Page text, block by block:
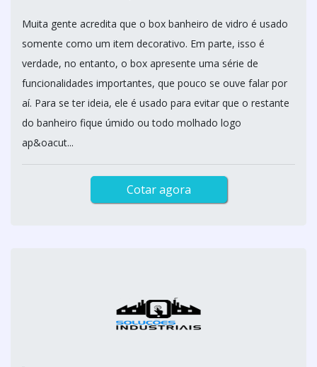
Muita gente acredita que o box banheiro de vidro é usado
somente como um item decorativo. Em parte, isso é
verdade, no entanto, o box apresente uma série de
funcionalidades importantes, que pouco se ouve falar por
aí. Para se ter ideia, ele é usado para evitar que o restante
do banheiro fique úmido ou todo molhado logo
ap&oacut...
Cotar agora